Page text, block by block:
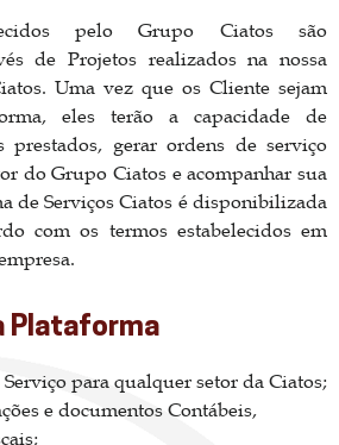
pelo Grupo Ciatos são
de Projetos realizados na nossa
Uma vez que os Cliente sejam
eles terão a capacidade de
prestados, gerar ordens de serviço
do Grupo Ciatos e acompanhar sua
de Serviços Ciatos é disponibilizada
com os termos estabelecidos em
Plataforma
para qualquer setor da Ciatos;
e documentos Contábeis,